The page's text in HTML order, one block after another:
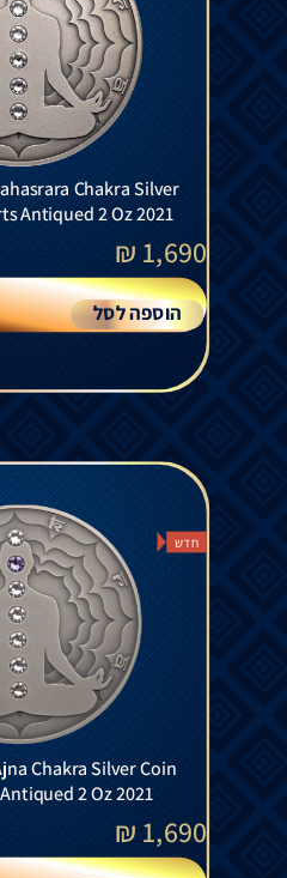
Chakra Silver
Antiqued 2 Oz 2021
1,690
₪
הוספה לסל
חדש
Chakra Silver Coin
2 Oz 2021
1,690
₪